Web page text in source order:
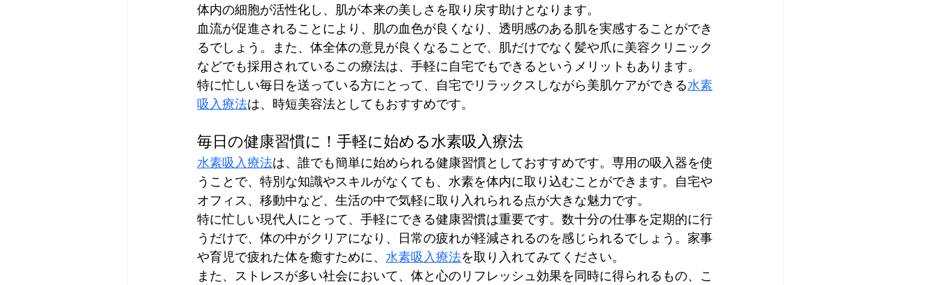
体内の細胞が活性化し、肌が本来の美しさを取り戻す助けとなります。
血流が促進されることにより、肌の血色が良くなり、透明感のある肌を実感することができ
るでしょう。また、体全体の意見が良くなることで、肌だけでなく髪や爪に美容クリニック
などでも採用されているこの療法は、手軽に自宅でもできるというメリットもあります。
特に忙しい毎日を送っている方にとって、自宅でリラックスしながら美肌ケアができる水素
吸入療法は、時短美容法としてもおすすめです。
毎日の健康習慣に！手軽に始める水素吸入療法
水素吸入療法は、誰でも簡単に始められる健康習慣としておすすめです。専用の吸入器を使
うことで、特別な知識やスキルがなくても、水素を体内に取り込むことができます。自宅や
オフィス、移動中など、生活の中で気軽に取り入れられる点が大きな魅力です。
特に忙しい現代人にとって、手軽にできる健康習慣は重要です。数十分の仕事を定期的に行
うだけで、体の中がクリアになり、日常の疲れが軽減されるのを感じられるでしょう。家事
や育児で疲れた体を癒すために、 水素吸入療法を取り入れてみてください。
また、ストレスが多い社会において、体と心のリフレッシュ効果を同時に得られるもの、こ